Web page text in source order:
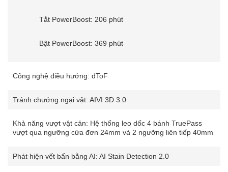
Tắt PowerBoost: 206 phút
Bật PowerBoost: 369 phút
Công nghệ điều hướng: dToF
Tránh chướng ngại vật: AIVI 3D 3.0
Khả năng vượt vật cản: Hệ thống leo dốc 4 bánh TruePass
vượt qua ngưỡng cửa đơn 24mm và 2 ngưỡng liên tiếp 40mm
Phát hiện vết bẩn bằng AI: AI Stain Detection 2.0